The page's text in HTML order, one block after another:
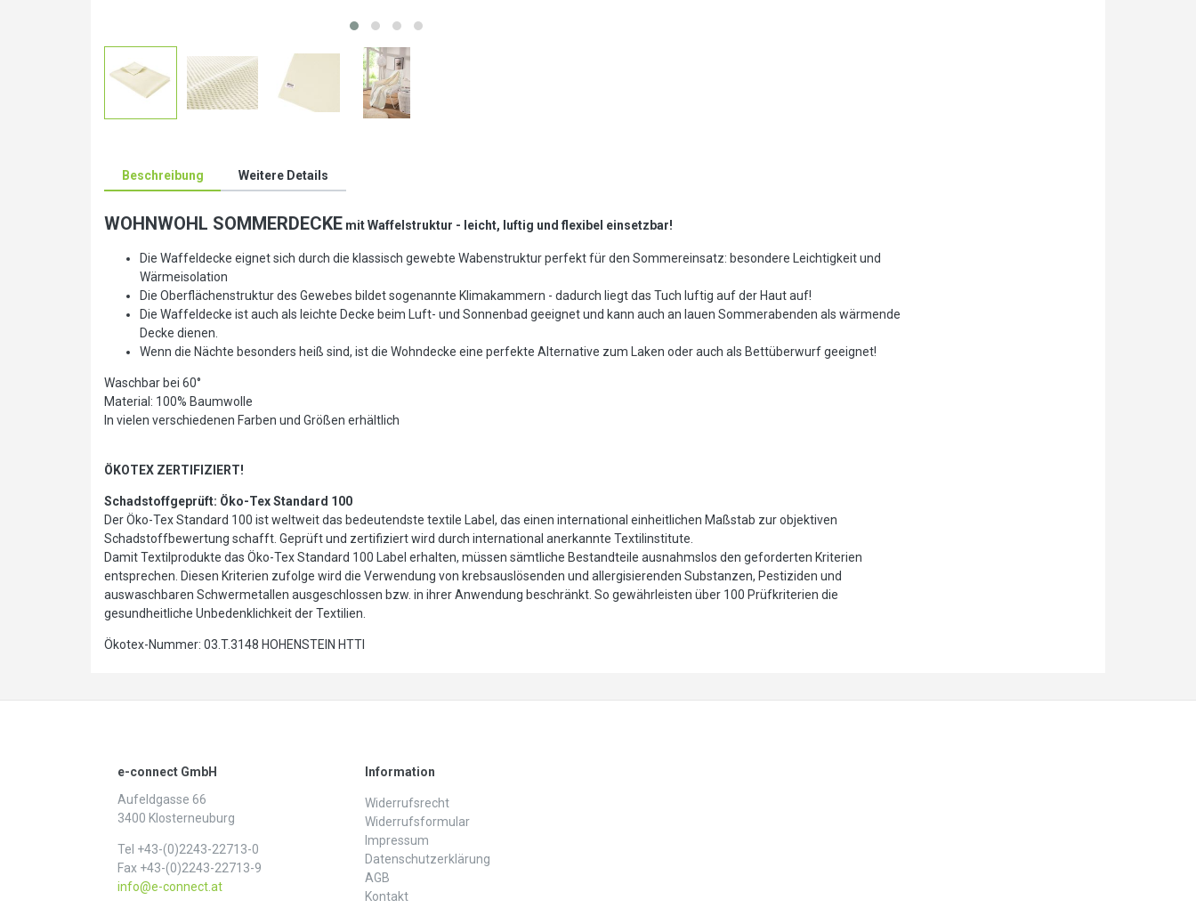
Beschreibung Weitere Details
WOHNWOHL SOMMERDECKE mit Waffelstruktur - leicht, luftig und flexibel einsetzbar!
Die Waffeldecke eignet sich durch die klassisch gewebte Wabenstruktur perfekt für den Sommereinsatz: besondere Leichtigkeit und
Wärmeisolation
Die Oberflächenstruktur des Gewebes bildet sogenannte Klimakammern - dadurch liegt das Tuch luftig auf der Haut auf!
Die Waffeldecke ist auch als leichte Decke beim Luft- und Sonnenbad geeignet und kann auch an lauen Sommerabenden als wärmende
Decke dienen.
Wenn die Nächte besonders heiß sind, ist die Wohndecke eine perfekte Alternative zum Laken oder auch als Bettüberwurf geeignet!
Waschbar bei 60°
Material: 100% Baumwolle
In vielen verschiedenen Farben und Größen erhältlich
ÖKOTEX ZERTIFIZIERT!
Schadstoffgeprüft: Öko-Tex Standard 100
Der Öko-Tex Standard 100 ist weltweit das bedeutendste textile Label, das einen international einheitlichen Maßstab zur objektiven
Schadstoffbewertung schafft. Geprüft und zertifiziert wird durch international anerkannte Textilinstitute.
Damit Textilprodukte das Öko-Tex Standard 100 Label erhalten, müssen sämtliche Bestandteile ausnahmslos den geforderten Kriterien
entsprechen. Diesen Kriterien zufolge wird die Verwendung von krebsauslösenden und allergisierenden Substanzen, Pestiziden und
auswaschbaren Schwermetallen ausgeschlossen bzw. in ihrer Anwendung beschränkt. So gewährleisten über 100 Prüfkriterien die
gesundheitliche Unbedenklichkeit der Textilien.
Ökotex-Nummer: 03.T.3148 HOHENSTEIN HTTI
e-connect GmbH
Aufeldgasse 66
3400 Klosterneuburg
Tel +43-(0)2243-22713-0
Fax +43-(0)2243-22713-9
info@e-connect.at
Information
Widerrufs­recht
Widerrufs­formular
Impressum
Daten­schutz­erklärung
AGB
Kontakt